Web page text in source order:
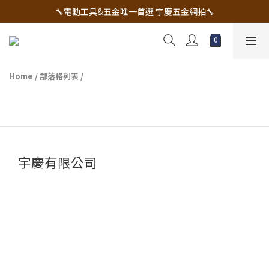
🔧電動工具&五金唯一首選 宇慶五金網拍🔧
🔧電動工具&五金唯一首選 宇慶五金網拍🔧
全台五金工具最低價✌️實體店面有保障💪
🔧電動工具&五金唯一首選 宇慶五金網拍🔧
Home / 部落格列表 /
宇慶有限公司